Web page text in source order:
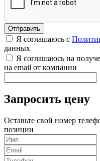
Я соглашаюсь с
данных
Я соглашаюсь на
на email от компании
Запросить цену
Оставьте свой номер
позиции